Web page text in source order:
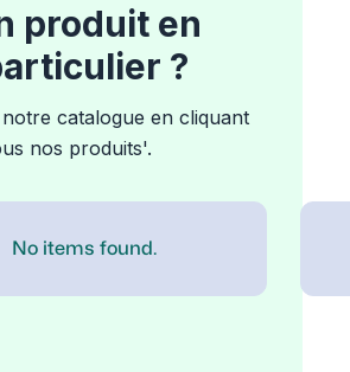
produit en
?
catalogue en cliquant
nos produits'.
No items found.